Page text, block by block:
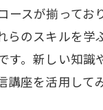
ースが揃って
らのスキルを学
す。新しい知
講座を活用して